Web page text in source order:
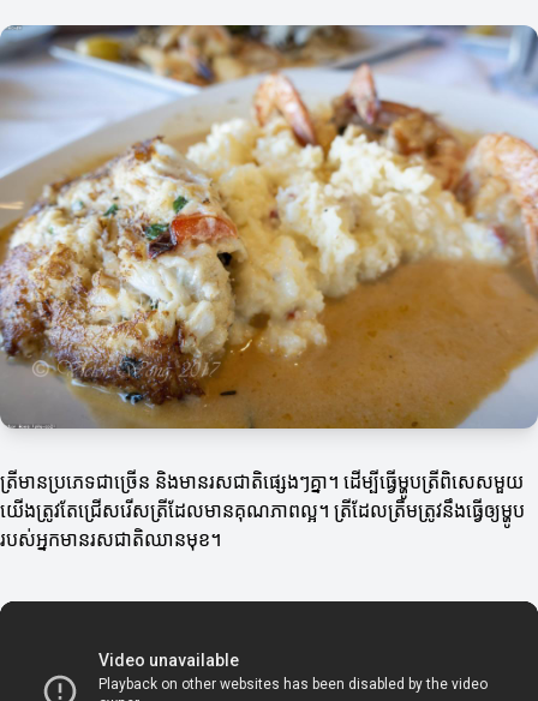
ត្រីមានប្រភេទជាច្រើន និងមានរសជាតិផ្សេងៗគ្នា។ ដើម្បីធ្វើម្ហូបត្រីពិសេសមួយ
យើងត្រូវតែជ្រើសរើសត្រីដែលមានគុណភាពល្អ។ ត្រីដែលត្រឹមត្រូវនឹងធ្វើឲ្យម្ហូប
របស់អ្នកមានរសជាតិឈានមុខ។